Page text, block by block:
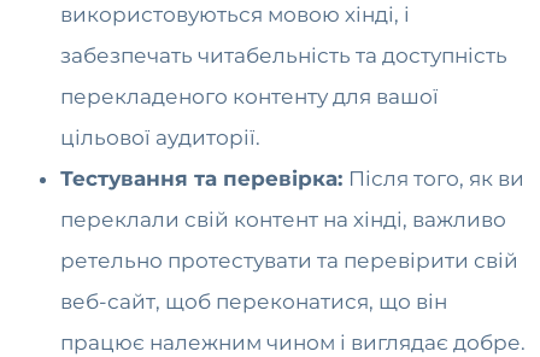
використовуються мовою хінді, і
забезпечать читабельність та доступність
перекладеного контенту для вашої
цільової аудиторії.
Тестування та перевірка: Після того, як ви
переклали свій контент на хінді, важливо
ретельно протестувати та перевірити свій
веб-сайт, щоб переконатися, що він
працює належним чином і виглядає добре.